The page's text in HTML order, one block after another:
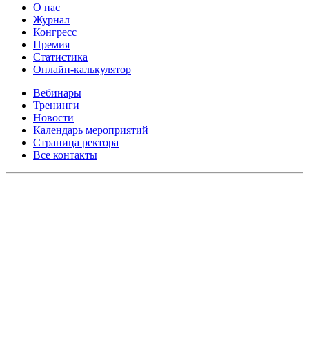
О нас
Журнал
Конгресс
Премия
Статистика
Онлайн-калькулятор
Вебинары
Тренинги
Новости
Календарь мероприятий
Страница ректора
Все контакты